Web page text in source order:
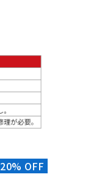
ヴィンテージ
20% OFF